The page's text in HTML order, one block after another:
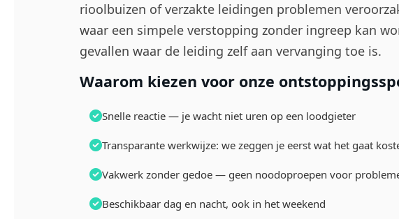
rioolbuizen of verzakte leidingen problemen
waar een simpele verstopping zonder ingreep kan
gevallen waar de leiding zelf aan vervanging toe is.
Waarom kiezen voor onze
Snelle reactie — je wacht niet uren op een loodgieter
Transparante werkwijze: we zeggen je eerst wat het gaat
Vakwerk zonder gedoe — geen noodoproepen voor
Beschikbaar dag en nacht, ook in het weekend